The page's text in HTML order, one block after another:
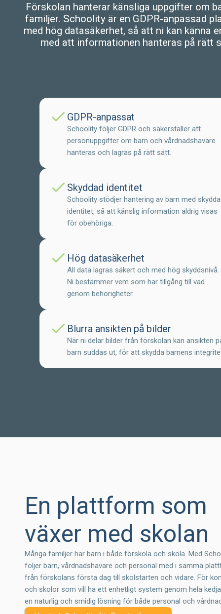
Förskolan hanterar känsliga uppgifter om
familjer. Schoolity är en GDPR-anpassad
med hög datasäkerhet, så att ni kan känna
med att informationen hanteras på rätt
check GDPR-anpassat
Schoolity följer GDPR och säkerställer att
personuppgifter om barn och vårdnadshavare
hanteras och lagras på rätt sätt.
check Skyddad identitet
Schoolity stödjer hantering av barn med
identitet, så att känslig information aldrig visas
för obehöriga.
check Hög datasäkerhet
All data lagras säkert och med hög skyddsnivå.
Ni bestämmer vem som har tillgång till vad
genom behörigheter.
check Blurra ansikten på bilder
När ni delar bilder från förskolan kan ansikten
barn suddas ut, för att skydda barnens
En plattform som
växer med skolan
Många familjer har barn i både förskola och skola. Med
följer barn, vårdnadshavare och personal med i samma
från förskolans första dag till skolstarten och vidare. För
och skolor som vill ha ett enhetligt system genom hela
en naturlig och smidig lösning för både personal och